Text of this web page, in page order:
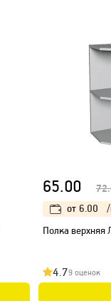
65.00
от 6.00
Полка верхняя
4.79 оценок